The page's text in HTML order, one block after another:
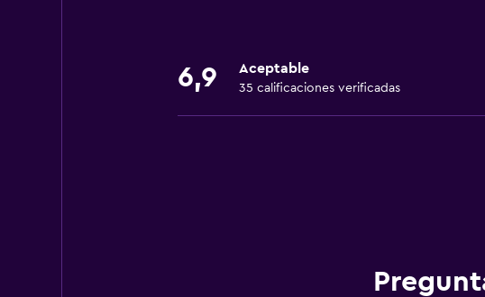
6,9 Aceptable
35 calificaciones verificadas